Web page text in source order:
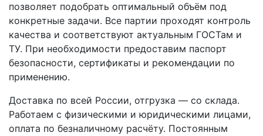
позволяет подобрать оптимальный объём под
конкретные задачи. Все партии проходят контроль
качества и соответствуют актуальным ГОСТам и
ТУ. При необходимости предоставим паспорт
безопасности, сертификаты и рекомендации по
применению.
Доставка по всей России, отгрузка — со склада.
Работаем с физическими и юридическими лицами,
оплата по безналичному расчёту. Постоянным